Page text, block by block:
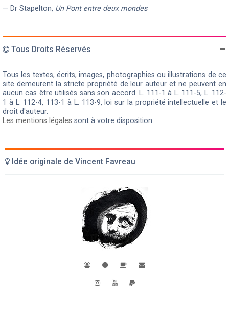
— Dr Stapelton, Un Pont entre deux mondes
Tous Droits Réservés
Tous les textes, écrits, images, photographies ou illustrations de ce
site demeurent la stricte propriété de leur auteur et ne peuvent en
aucun cas être utilisés sans son accord. L. 111-1 à L. 111-5, L. 112-
1 à L. 112-4, 113-1 à L. 113-9, loi sur la propriété intellectuelle et le
droit d'auteur.
Les mentions légales sont à votre disposition.
Idée originale de Vincent Favreau